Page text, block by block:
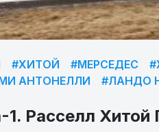
#ХИТОЙ #МЕРСЕДЕС
АНТОНЕЛЛИ
#ЛАНДО
Расселл Хитой